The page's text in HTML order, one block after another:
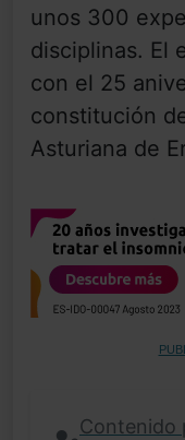
unos 300
disciplinas. El
con el 25
constitución
Asturiana de
Contenido